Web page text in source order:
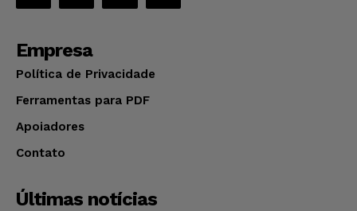
Empresa
Política de Privacidade
Ferramentas para PDF
Apoiadores
Contato
Últimas notícias